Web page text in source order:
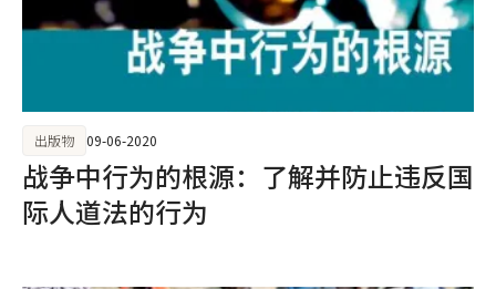
战争中行为的根源：了解并防止违反国
际人道法的行为
出版物 09-06-2020